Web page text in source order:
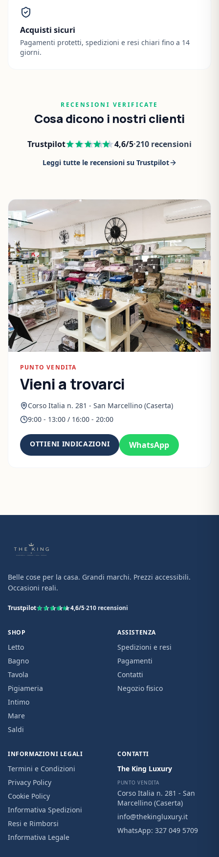
Acquisti sicuri
Pagamenti protetti, spedizioni e resi chiari fino a 14
giorni.
RECENSIONI VERIFICATE
Cosa dicono i nostri clienti
Trustpilot 4,6/5·210 recensioni
Leggi tutte le recensioni su Trustpilot
PUNTO VENDITA
Vieni a trovarci
Corso Italia n. 281 - San Marcellino (Caserta)
9:00 - 13:00 / 16:00 - 20:00
OTTIENI INDICAZIONI WhatsApp
Belle cose per la casa. Grandi marchi. Prezzi accessibili.
Occasioni reali.
Trustpilot 4,6/5·210 recensioni
SHOP
Letto
Bagno
Tavola
Pigiameria
Intimo
Mare
Saldi
ASSISTENZA
Spedizioni e resi
Pagamenti
Contatti
Negozio fisico
INFORMAZIONI LEGALI
Termini e Condizioni
Privacy Policy
Cookie Policy
Informativa Spedizioni
Resi e Rimborsi
Informativa Legale
CONTATTI
The King Luxury
PUNTO VENDITA
Corso Italia n. 281 - San
Marcellino (Caserta)
info@thekingluxury.it
WhatsApp: 327 049 5709